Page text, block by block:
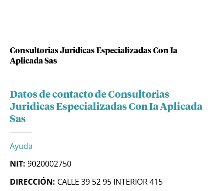
Consultorias Juridicas Especializadas Con Ia
Aplicada Sas
Datos de contacto de Consultorias
Juridicas Especializadas Con Ia Aplicada
Sas
Ayuda
NIT: 9020002750
DIRECCIÓN: CALLE 39 52 95 INTERIOR 415